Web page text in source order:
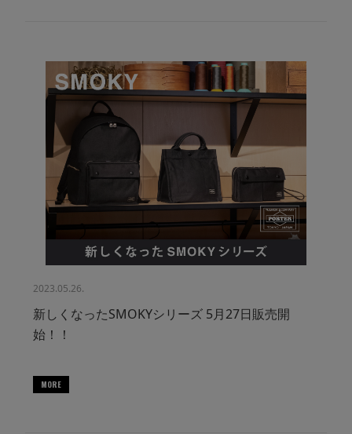
2023.05.26.
新しくなったSMOKYシリーズ 5月27日販売開
始！！
MORE